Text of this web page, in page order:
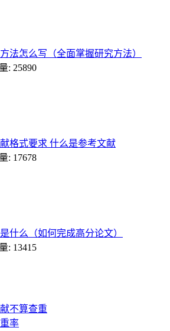
法怎么写（全面掌握研究方法）
: 25890
格式要求 什么是参考文献
: 17678
什么（如何完成高分论文）
: 13415
不算查重
率